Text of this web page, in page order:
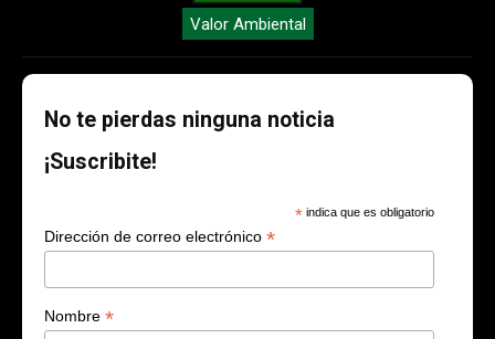
Valor Ambiental
No te pierdas ninguna noticia
¡Suscribite!
* indica que es obligatorio
Dirección de correo electrónico *
Nombre *